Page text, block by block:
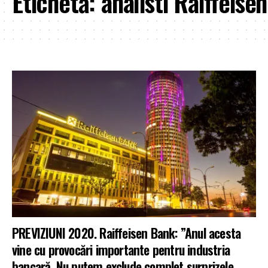
PREVIZIUNI 2020. Raiffeisen Bank: ”Anul acesta
vine cu provocări importante pentru industria